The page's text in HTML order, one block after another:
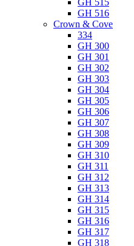
GH 515
GH 516
Crown & Cove
334
GH 300
GH 301
GH 302
GH 303
GH 304
GH 305
GH 306
GH 307
GH 308
GH 309
GH 310
GH 311
GH 312
GH 313
GH 314
GH 315
GH 316
GH 317
GH 318